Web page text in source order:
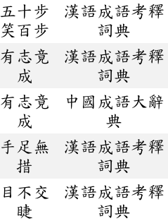
五十步
笑百步
漢語成語考釋
詞典
有志竟
成
漢語成語考釋
詞典
有志竟
成
中國成語大辭
典
手足無
措
漢語成語考釋
詞典
目不交
睫
漢語成語考釋
詞典